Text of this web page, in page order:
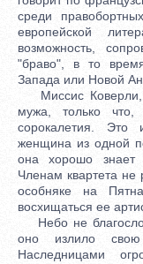
среди
европейской
возможность,
"браво", в то
Запада или Новой
Миссис Коверли,
мужа, только
сорокалетия. Это
женщина из одной
она хорошо знает
Членам квартета не
особняке на
восхищаться ее
Небо не
оно излило свою
Наследницами